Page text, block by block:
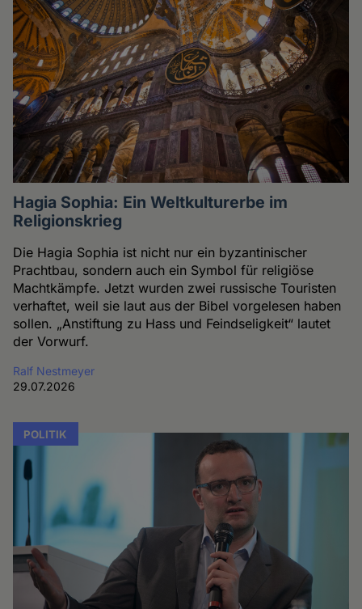
Hagia Sophia: Ein Weltkulturerbe im
Religionskrieg
Die Hagia Sophia ist nicht nur ein byzantinischer
Prachtbau, sondern auch ein Symbol für religiöse
Machtkämpfe. Jetzt wurden zwei russische Touristen
verhaftet, weil sie laut aus der Bibel vorgelesen haben
sollen. „Anstiftung zu Hass und Feindseligkeit“ lautet
der Vorwurf.
Ralf Nestmeyer
29.07.2026
POLITIK